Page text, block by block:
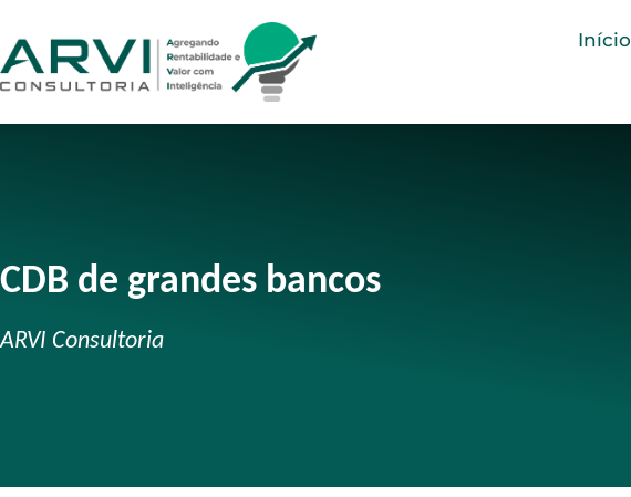
Início
CDB de grandes bancos
ARVI Consultoria